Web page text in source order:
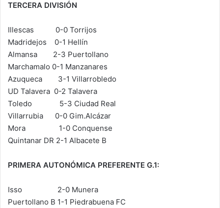
TERCERA DIVISIÓN
Illescas 0-0 Torrijos
Madridejos 0-1 Hellín
Almansa 2-3 Puertollano
Marchamalo 0-1 Manzanares
Azuqueca 3-1 Villarrobledo
UD Talavera 0-2 Talavera
Toledo 5-3 Ciudad Real
Villarrubia 0-0 Gim.Alcázar
Mora 1-0 Conquense
Quintanar DR 2-1 Albacete B
PRIMERA AUTONÓMICA PREFERENTE G.1:
Isso 2-0 Munera
Puertollano B 1-1 Piedrabuena FC